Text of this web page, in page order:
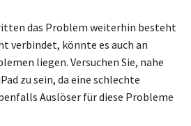
das Problem weiterhin besteht
verbindet, könnte es auch an
liegen. Versuchen Sie, nahe
zu sein, da eine schlechte
Auslöser für diese Probleme